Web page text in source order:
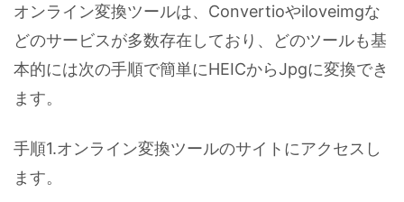
オンライン変換ツールは、Convertioやiloveimgな
どのサービスが多数存在しており、どのツールも基
本的には次の手順で簡単にHEICからJpgに変換でき
ます。
手順1.オンライン変換ツールのサイトにアクセスし
ます。